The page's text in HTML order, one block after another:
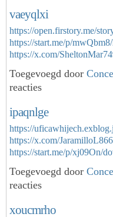
vaeyqlxi
https://open.firstory.me/
https://start.me/p/
https://x.com/
Toegevoegd door
reacties
ipaqnlge
https://
https://x.com/
https://start.me/p/xj09On/
Toegevoegd door
reacties
xoucmrho